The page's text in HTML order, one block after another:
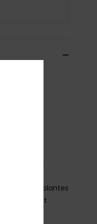
à base de plantes
arrondi et